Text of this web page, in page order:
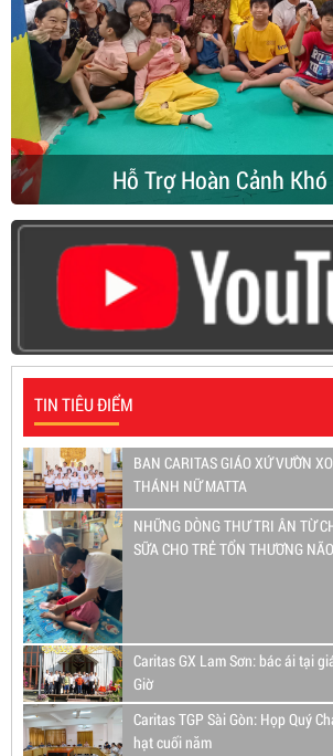
Hỗ Trợ Hoàn Cảnh
TIN TIÊU ĐIỂM
BAN CARITAS GIÁO XỨ VƯỜN
THÁNH NỮ MATTA
NHỮNG DÒNG THƯ TRI ÂN TỪ CHƯƠNG TRÌNH HỖ TRỢ
SỮA CHO TRẺ TỔN THƯƠNG NÃO
Caritas GX Lam Sơn: bác ái tại
Giờ
Caritas TGP Sài Gòn: Họp Quý
hạt cuối năm